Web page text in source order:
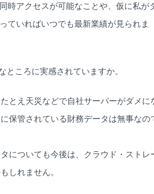
時アクセスが可能なことや、仮に私が
ていればいつでも最新業績が見られま
ころに実感されていますか。
とえ天災などで自社サーバーがダメに
保管されている財務データは無事なの
についても今後は、クラウド・ストレ
しれません。